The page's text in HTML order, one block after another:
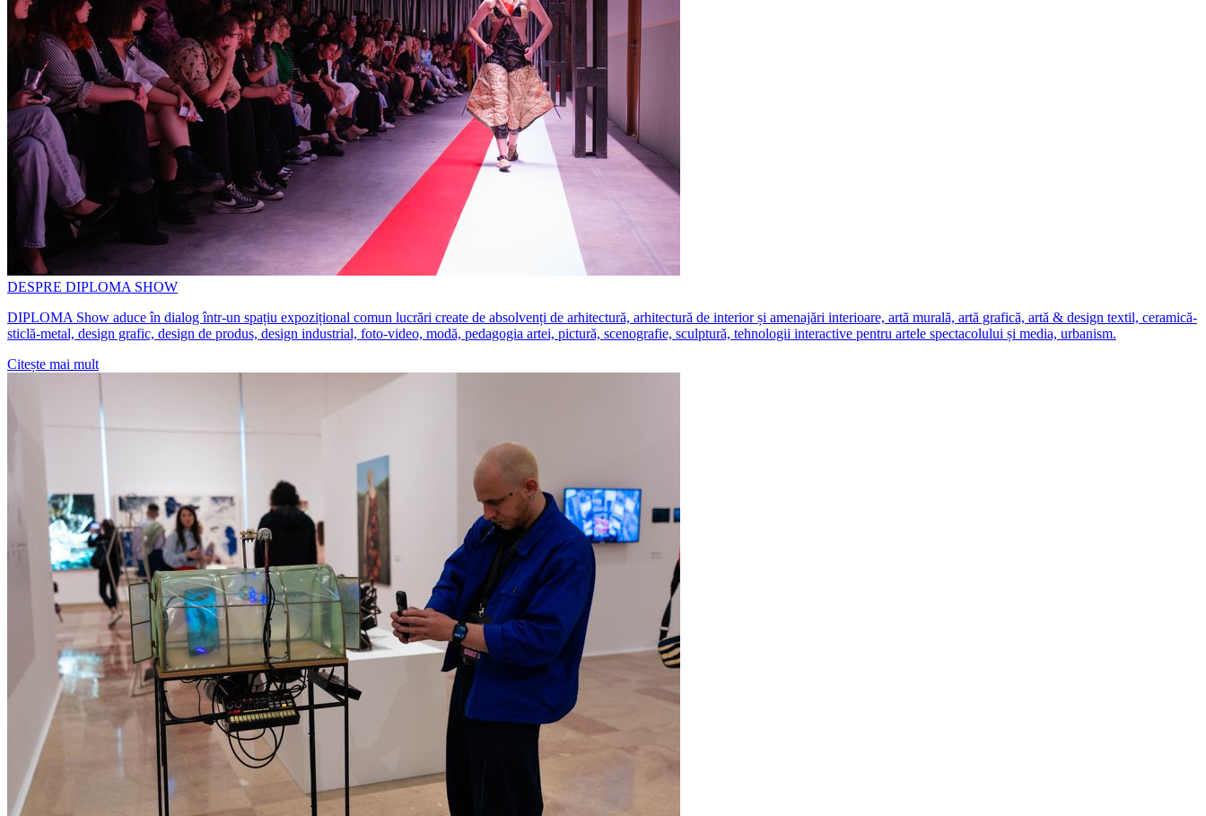
DESPRE DIPLOMA SHOW
DIPLOMA Show aduce în dialog într-un spațiu expozițional comun lucrări create de absolvenți de arhitectură, arhitectură de interior și amenajări interioare, artă murală, artă grafică, artă & design textil, ceramică-
sticlă-metal, design grafic, design de produs, design industrial, foto-video, modă, pedagogia artei, pictură, scenografie, sculptură, tehnologii interactive pentru artele spectacolului și media, urbanism.
Citește mai mult